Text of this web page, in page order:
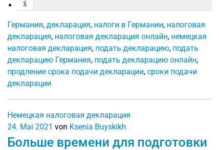
Германия, декларация, налоги в Германии, налоговая
декларация, налоговая декларация онлайн, немецкая
налоговая декларация, подать декларацию, подать
декларацию Германия, подать декларацию онлайн,
продление срока подачи декларации, сроки подачи
декларации
Немецкая налоговая декларация
24. Mai 2021 von Ksenia Buyskikh
Больше времени для подготовки